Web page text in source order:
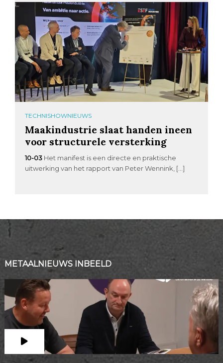
TECHNISHOWNIEUWS
Maakindustrie slaat handen ineen
voor structurele versterking
10-03 Het manifest is een directe en praktische
uitwerking van het rapport van Peter Wennink, […]
METAALNIEUWS INBEELD